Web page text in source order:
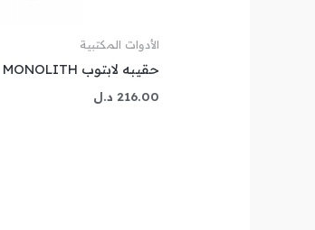
الأدوات المكتبية
حقيبه لابتوب MONOLITH
216.00 د.ل